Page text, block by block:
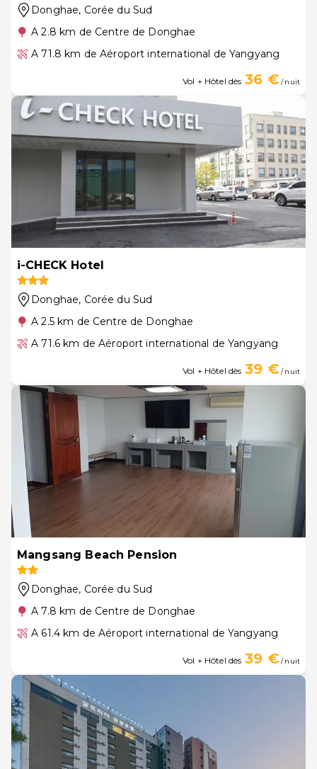
Donghae, Corée du Sud
A 2.8 km de Centre de Donghae
A 71.8 km de Aéroport international de Yangyang
Vol + Hôtel dès 36 €/ nuit
i-CHECK Hotel
Donghae, Corée du Sud
A 2.5 km de Centre de Donghae
A 71.6 km de Aéroport international de Yangyang
Vol + Hôtel dès 39 €/ nuit
Mangsang Beach Pension
Donghae, Corée du Sud
A 7.8 km de Centre de Donghae
A 61.4 km de Aéroport international de Yangyang
Vol + Hôtel dès 39 €/ nuit